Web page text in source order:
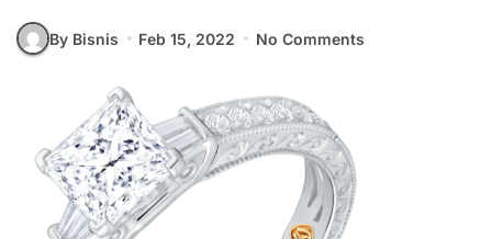
By Bisnis Feb 15, 2022 No Comments